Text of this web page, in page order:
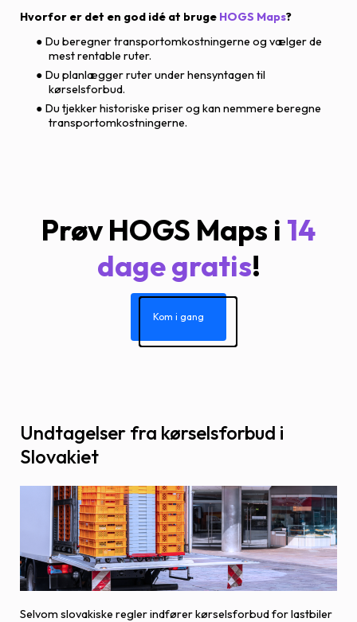
Hvorfor er det en god idé at bruge HOGS Maps?
Du beregner transportomkostningerne og vælger de
mest rentable ruter.
Du planlægger ruter under hensyntagen til
kørselsforbud.
Du tjekker historiske priser og kan nemmere beregne
transportomkostningerne.
Prøv HOGS Maps i 14
dage gratis!
Kom i gang
Undtagelser fra kørselsforbud i
Slovakiet
Selvom slovakiske regler indfører kørselsforbud for lastbiler